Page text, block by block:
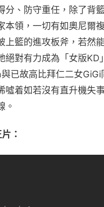
分、防守重任，除了背
本領，一切有如奧尼爾
上籃的進攻板斧，若然
絕對有力成為「女版KD
已故高比拜仁二女GiGi
噓着如若沒有直升機失
。
：